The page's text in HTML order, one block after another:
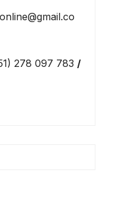
278 097 783 /